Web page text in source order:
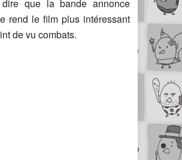
que la bande annonce
rend le film plus intéressant
de vu combats.